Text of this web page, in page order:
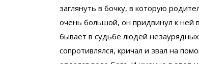
заглянуть в бочку, в которую
очень большой, он придвинул к ней
бывает в судьбе людей
сопротивлялся, кричал и звал на